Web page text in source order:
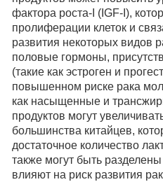
фактора роста-I (IGF-I),
пролиферации клеток и
развития некоторых видов
половые гормоны,
(такие как эстроген и
повышенном риске рака
как насыщенные и
продуктов могут
большинства китайцев,
достаточное количество
также могут быть
влияют на риск развития